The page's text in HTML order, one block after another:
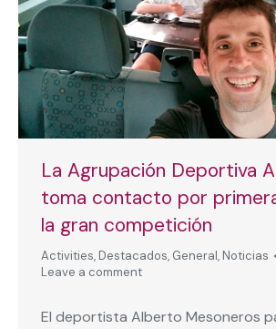
La Agrupación Deportiva
toma contacto por
la gran competición
Activities, Destacados, General, Noticias
Leave a comment
El deportista Alberto Mesoneros